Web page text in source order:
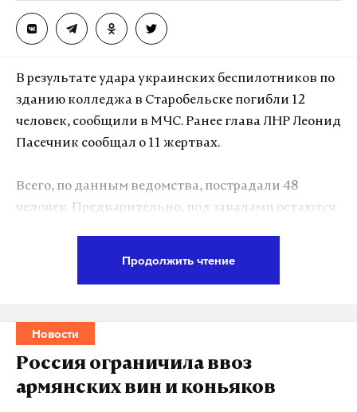
В результате удара украинских беспилотников по
зданию колледжа в Старобельске погибли 12
человек, сообщили в МЧС. Ранее глава ЛНР Леонид
Пасечник сообщал о 11 жертвах.
Всего, по данным ведомства, пострадали 48
человек. Предварительно, под завалами остаются
здании находились 86 человек. После
происшествия в ЛНР ввели режим чрезвычайной
уголовное дело о теракте.
Продолжить чтение
Новости
Россия ограничила ввоз
армянских вин и коньяков